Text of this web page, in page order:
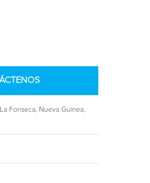
Fonseca, Nueva Guinea,